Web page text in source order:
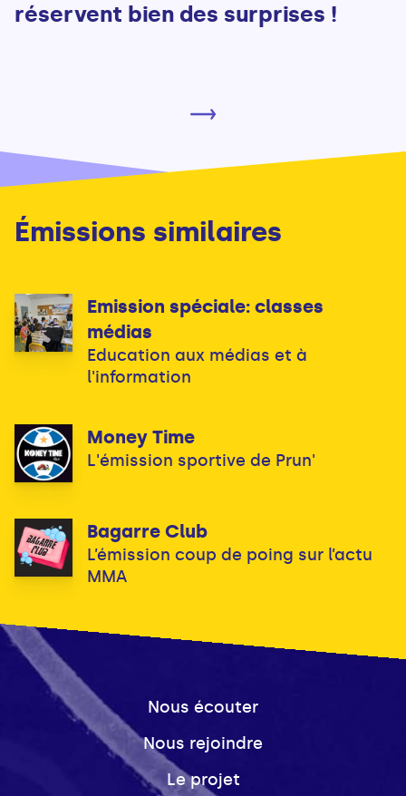
réservent bien des surprises !
Émissions similaires
Emission spéciale: classes
médias
Education aux médias et à
l'information
Money Time
L'émission sportive de Prun'
Bagarre Club
L’émission coup de poing sur l’actu
MMA
Nous écouter
Nous rejoindre
Le projet